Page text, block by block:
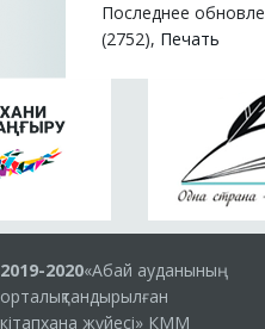
Последнее
(2752), Печать
2019-2020«Абай ауданының
орталықтандырылған
кітапхана жүйесі» КММ